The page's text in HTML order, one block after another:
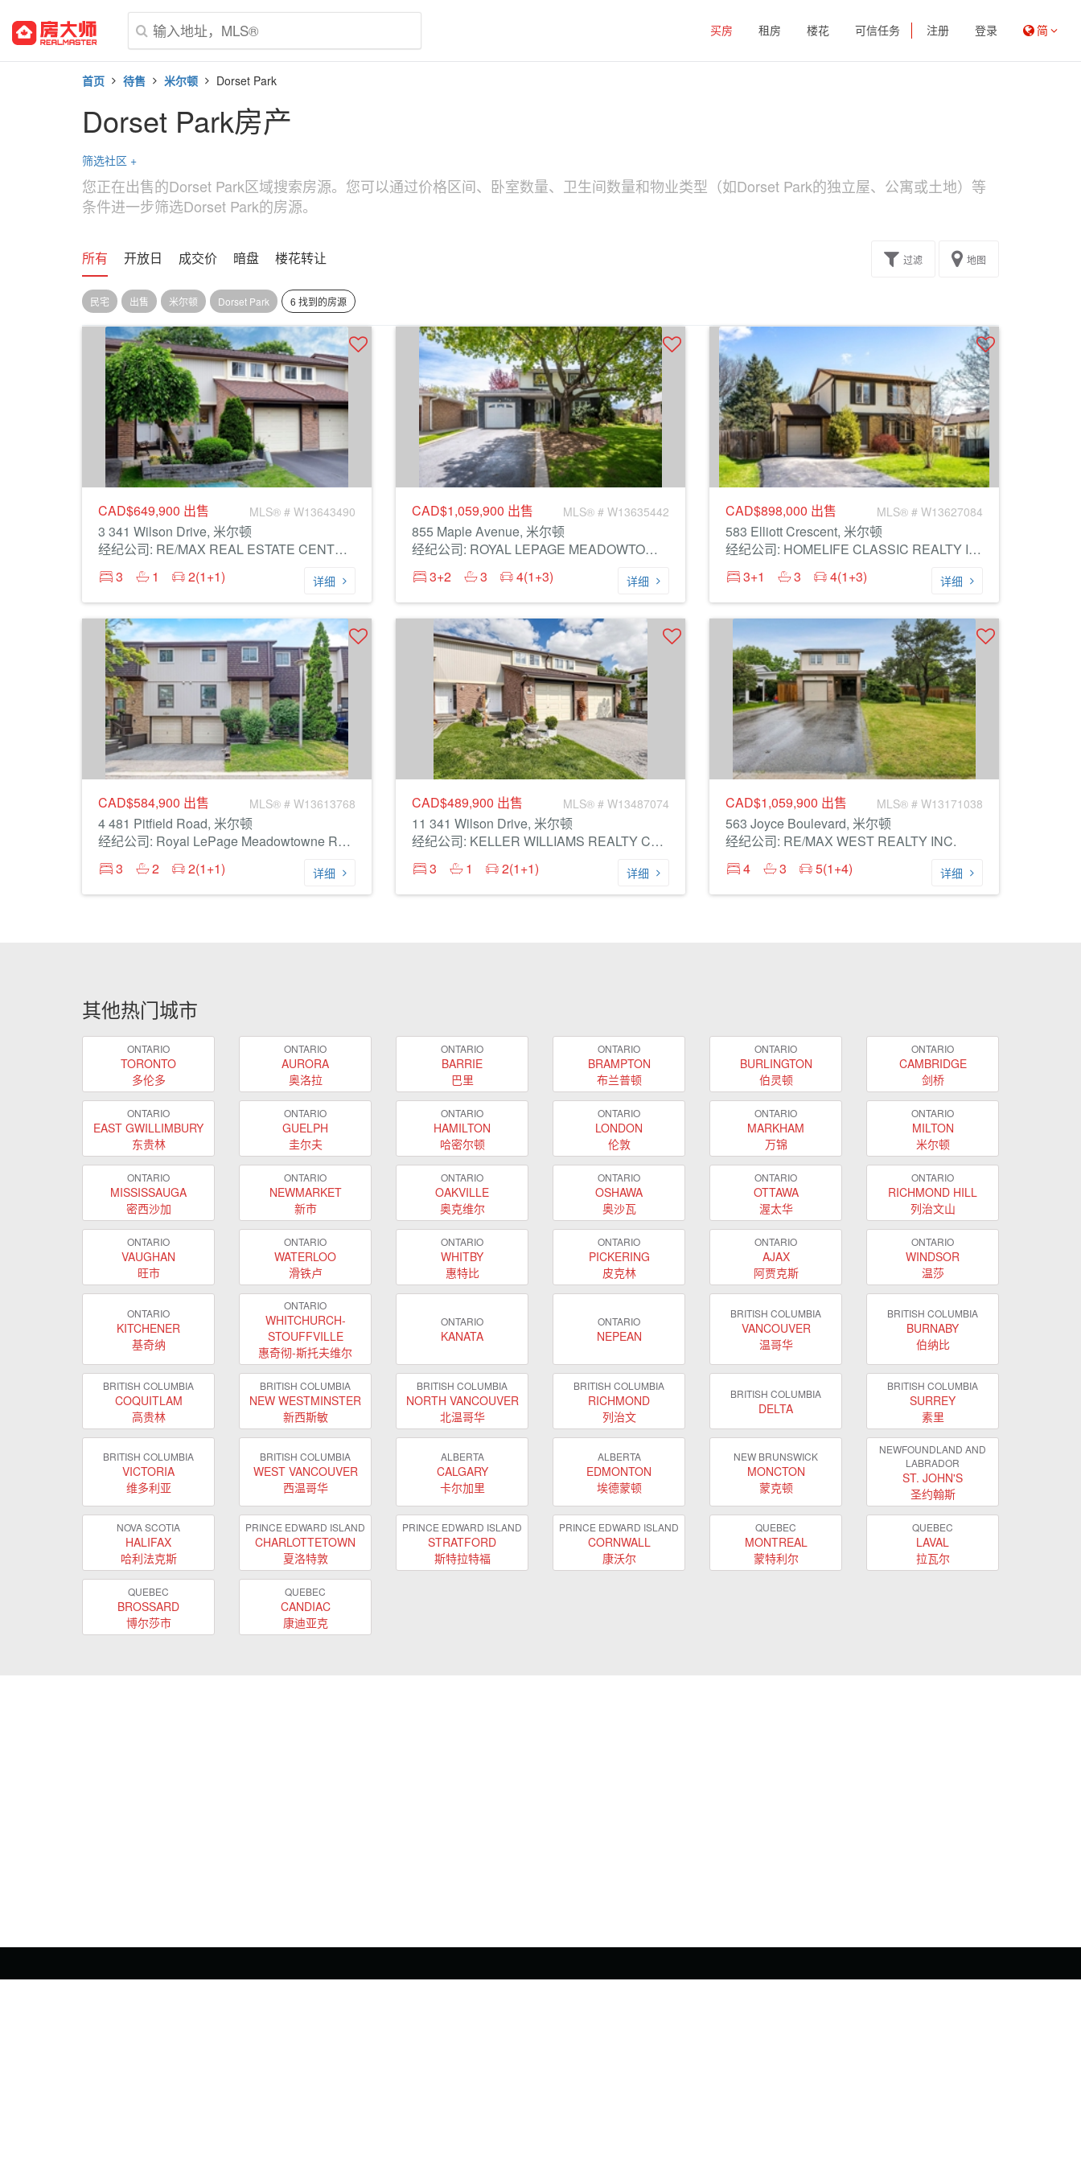
买房 租房 楼花 可信任务 注册 登录 简
首页 待售 米尔顿 Dorset Park
Dorset Park房产
筛选社区 +
您正在出售的Dorset Park区域搜索房源。您可以通过价格区间、卧室数量、卫生间数量和物业类型（如Dorset Park的独立屋、公寓或土地）等
条件进一步筛选Dorset Park的房源。
所有 开放日 成交价 暗盘 楼花转让 过滤 地图
民宅 出售 米尔顿 Dorset Park 6 找到的房源
CAD$649,900 出售 MLS® # W13643490
3 341 Wilson Drive, 米尔顿
经纪公司: RE/MAX REAL ESTATE CENTRE INC.
3
1 2(1+1) 详细
CAD$1,059,900 出售 MLS® # W13635442
855 Maple Avenue, 米尔顿
经纪公司: ROYAL LEPAGE MEADOWTOWNE REALTY
3+2
3 4(1+3) 详细
CAD$898,000 出售 MLS® # W13627084
583 Elliott Crescent, 米尔顿
经纪公司: HOMELIFE CLASSIC REALTY INC.
3+1
3 4(1+3) 详细
CAD$584,900 出售 MLS® # W13613768
4 481 Pitfield Road, 米尔顿
经纪公司: Royal LePage Meadowtowne Realty Inc., Brokerage
3
2 2(1+1) 详细
CAD$489,900 出售 MLS® # W13487074
11 341 Wilson Drive, 米尔顿
经纪公司: KELLER WILLIAMS REALTY CENTRES
3
1 2(1+1) 详细
CAD$1,059,900 出售 MLS® # W13171038
563 Joyce Boulevard, 米尔顿
经纪公司: RE/MAX WEST REALTY INC.
4
3 5(1+4) 详细
其他热门城市
ONTARIO
TORONTO
多伦多
ONTARIO
AURORA
奥洛拉
ONTARIO
BARRIE
巴里
ONTARIO
BRAMPTON
布兰普顿
ONTARIO
BURLINGTON
伯灵顿
ONTARIO
CAMBRIDGE
剑桥
ONTARIO
EAST GWILLIMBURY
东贵林
ONTARIO
GUELPH
圭尔夫
ONTARIO
HAMILTON
哈密尔顿
ONTARIO
LONDON
伦敦
ONTARIO
MARKHAM
万锦
ONTARIO
MILTON
米尔顿
ONTARIO
MISSISSAUGA
密西沙加
ONTARIO
NEWMARKET
新市
ONTARIO
OAKVILLE
奥克维尔
ONTARIO
OSHAWA
奥沙瓦
ONTARIO
OTTAWA
渥太华
ONTARIO
RICHMOND HILL
列治文山
ONTARIO
VAUGHAN
旺市
ONTARIO
WATERLOO
滑铁卢
ONTARIO
WHITBY
惠特比
ONTARIO
PICKERING
皮克林
ONTARIO
AJAX
阿贾克斯
ONTARIO
WINDSOR
温莎
ONTARIO
KITCHENER
基奇纳
ONTARIO
WHITCHURCH-
STOUFFVILLE
惠奇彻-斯托夫维尔
ONTARIO
KANATA
ONTARIO
NEPEAN
BRITISH COLUMBIA
VANCOUVER
温哥华
BRITISH COLUMBIA
BURNABY
伯纳比
BRITISH COLUMBIA
COQUITLAM
高贵林
BRITISH COLUMBIA
NEW WESTMINSTER
新西斯敏
BRITISH COLUMBIA
NORTH VANCOUVER
北温哥华
BRITISH COLUMBIA
RICHMOND
列治文
BRITISH COLUMBIA
DELTA
BRITISH COLUMBIA
SURREY
素里
BRITISH COLUMBIA
VICTORIA
维多利亚
BRITISH COLUMBIA
WEST VANCOUVER
西温哥华
ALBERTA
CALGARY
卡尔加里
ALBERTA
EDMONTON
埃德蒙顿
NEW BRUNSWICK
MONCTON
蒙克顿
NEWFOUNDLAND AND
LABRADOR
ST. JOHN'S
圣约翰斯
NOVA SCOTIA
HALIFAX
哈利法克斯
PRINCE EDWARD ISLAND
CHARLOTTETOWN
夏洛特敦
PRINCE EDWARD ISLAND
STRATFORD
斯特拉特福
PRINCE EDWARD ISLAND
CORNWALL
康沃尔
QUEBEC
MONTREAL
蒙特利尔
QUEBEC
LAVAL
拉瓦尔
QUEBEC
BROSSARD
博尔莎市
QUEBEC
CANDIAC
康迪亚克